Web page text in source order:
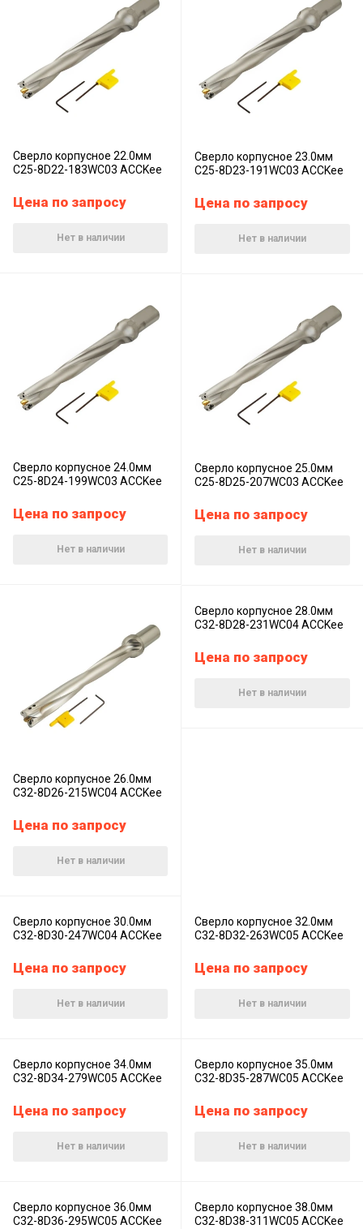
Сверло корпусное 22.0мм
C25-8D22-183WC03 ACCKee
Цена по запросу
Нет в наличии
Сверло корпусное 23.0мм
C25-8D23-191WC03 ACCKee
Цена по запросу
Нет в наличии
Сверло корпусное 24.0мм
C25-8D24-199WC03 ACCKee
Цена по запросу
Нет в наличии
Сверло корпусное 25.0мм
C25-8D25-207WC03 ACCKee
Цена по запросу
Нет в наличии
Сверло корпусное 26.0мм
C32-8D26-215WC04 ACCKee
Цена по запросу
Нет в наличии
Сверло корпусное 28.0мм
C32-8D28-231WC04 ACCKee
Цена по запросу
Нет в наличии
Сверло корпусное 30.0мм
C32-8D30-247WC04 ACCKee
Цена по запросу
Нет в наличии
Сверло корпусное 32.0мм
C32-8D32-263WC05 ACCKee
Цена по запросу
Нет в наличии
Сверло корпусное 34.0мм
C32-8D34-279WC05 ACCKee
Цена по запросу
Нет в наличии
Сверло корпусное 35.0мм
C32-8D35-287WC05 ACCKee
Цена по запросу
Нет в наличии
Сверло корпусное 36.0мм
C32-8D36-295WC05 ACCKee
Сверло корпусное 38.0мм
C32-8D38-311WC05 ACCKee